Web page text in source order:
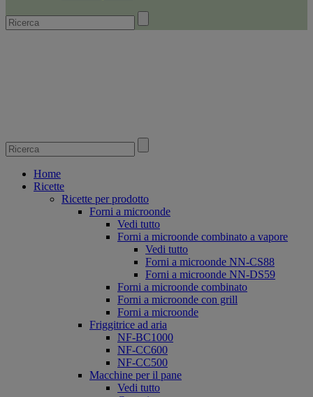
Home
Ricette
Ricette per prodotto
Forni a microonde
Vedi tutto
Forni a microonde combinato a vapore
Vedi tutto
Forni a microonde NN-CS88
Forni a microonde NN-DS59
Forni a microonde combinato
Forni a microonde con grill
Forni a microonde
Friggitrice ad aria
NF-BC1000
NF-CC600
NF-CC500
Macchine per il pane
Vedi tutto